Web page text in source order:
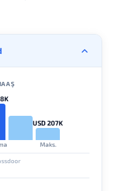
USD 207K
Maks.